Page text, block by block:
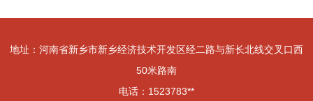
地址：河南省新乡市新乡经济技术开发区经二路与新长北线交叉口西
50米路南
电话：1523783**